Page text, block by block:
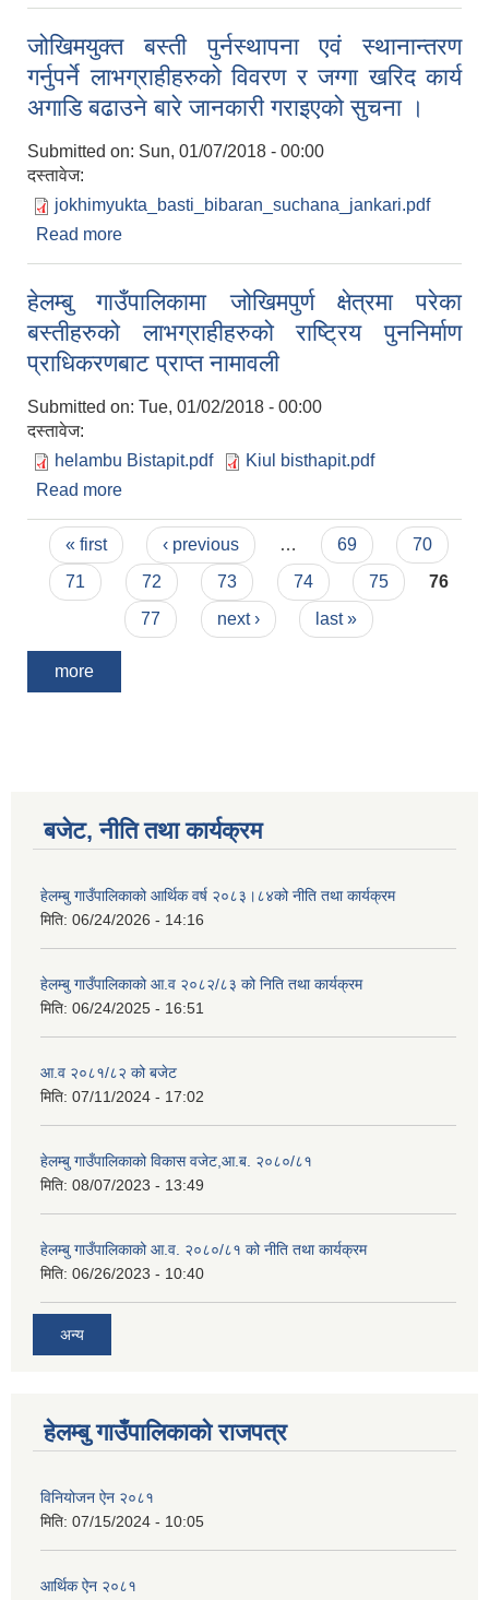
जोखिमयुक्त बस्ती पुर्नस्थापना एवं स्थानान्तरण
गर्नुपर्ने लाभग्राहीहरुको विवरण र जग्गा खरिद कार्य
अगाडि बढाउने बारे जानकारी गराइएको सुचना ।
Submitted on: Sun, 01/07/2018 - 00:00
दस्तावेज:
jokhimyukta_basti_bibaran_suchana_jankari.pdf
Read more
हेलम्बु गाउँपालिकामा जोखिमपुर्ण क्षेत्रमा परेका
बस्तीहरुको लाभग्राहीहरुको राष्ट्रिय पुननिर्माण
प्राधिकरणबाट प्राप्त नामावली
Submitted on: Tue, 01/02/2018 - 00:00
दस्तावेज:
helambu Bistapit.pdf
Kiul bisthapit.pdf
Read more
प्राधिकरणबाट प्राप्त नामावली
Pages
« first ‹ previous … 69
70
71
72 73 74 75
76
77
next › last »
more
बजेट, नीति तथा कार्यक्रम
हेलम्बु गाउँपालिकाको आर्थिक वर्ष २०८३।८४को नीति तथा कार्यक्रम
मिति: 06/24/2026 - 14:16
हेलम्बु गाउँपालिकाको आ.व २०८२/८३ को निति तथा कार्यक्रम
मिति: 06/24/2025 - 16:51
आ.व २०८१/८२ को बजेट
मिति: 07/11/2024 - 17:02
हेलम्बु गाउँपालिकाको विकास वजेट,आ.ब. २०८०/८१
मिति: 08/07/2023 - 13:49
हेलम्बु गाउँपालिकाको आ.व. २०८०/८१ को नीति तथा कार्यक्रम
मिति: 06/26/2023 - 10:40
अन्य
हेलम्बु गाउँपालिकाको राजपत्र
विनियोजन ऐन २०८१
मिति: 07/15/2024 - 10:05
आर्थिक ऐन २०८१